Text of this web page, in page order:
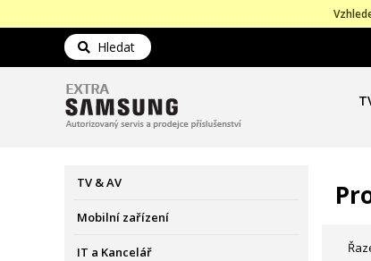
Hledat
TV & AV
Mobilní zařízení
IT a Kancelář